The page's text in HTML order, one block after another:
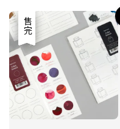
優惠
售完